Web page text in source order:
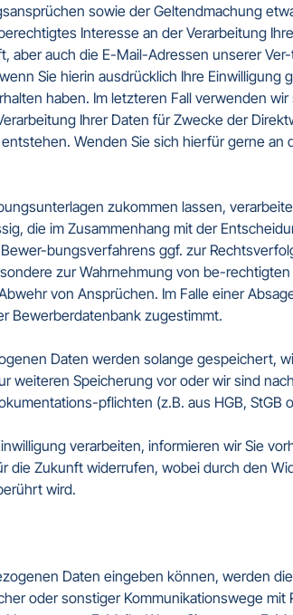
sowie der Geltendmachung
Interesse an der Verarbeitung
aber auch die E-Mail-Adressen unserer
Sie hierin ausdrücklich Ihre
haben. Im letzteren Fall verwenden
Ihrer Daten für Zwecke der
Wenden Sie sich hierfür gerne
zukommen lassen,
die im Zusammenhang mit der
bungsverfahrens ggf. zur
zur Wahrnehmung von be-
von Ansprüchen. Im Falle einer
Bewerberdatenbank zugestimmt.
Daten werden solange gespeichert,
weiteren Speicherung vor oder wir sind
pflichten (z.B. aus HGB, StGB
verarbeiten, informieren wir Sie
die Zukunft widerrufen, wobei durch den
wird.
Daten eingeben können, werden
oder sonstiger Kommunikationswege